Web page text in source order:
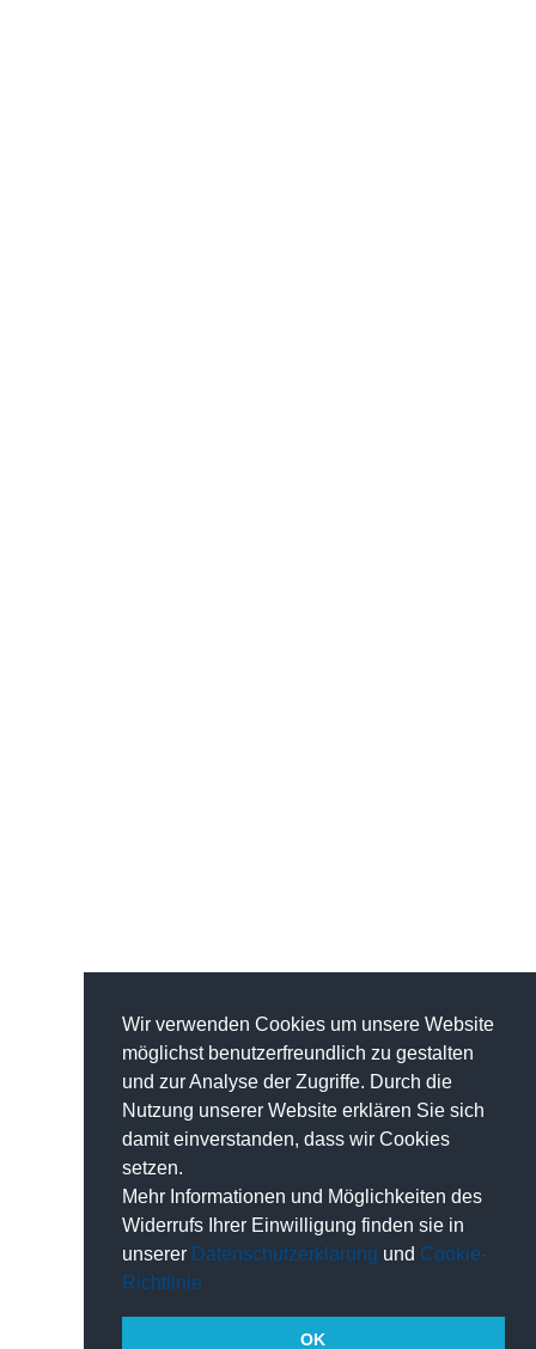
Wir verwenden Cookies um unsere Website
möglichst benutzerfreundlich zu gestalten
und zur Analyse der Zugriffe. Durch die
Nutzung unserer Website erklären Sie sich
damit einverstanden, dass wir Cookies
setzen.
Mehr Informationen und Möglichkeiten des
Widerrufs Ihrer Einwilligung finden sie in
unserer Datenschutzerklärung und Cookie-
Richtlinie
OK